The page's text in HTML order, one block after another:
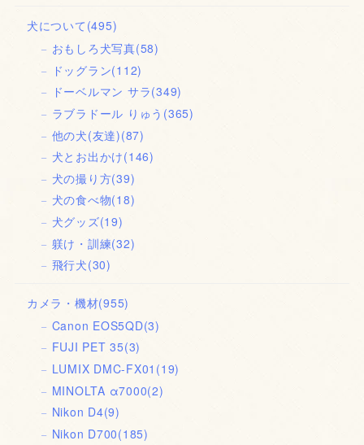
犬について (495)
おもしろ犬写真(58)
ドッグラン(112)
ドーベルマン サラ(349)
ラブラドール りゅう (365)
他の犬(友達)(87)
犬とお出かけ(146)
犬の撮り方(39)
犬の食べ物(18)
犬グッズ(19)
躾け・訓練(32)
飛行犬(30)
カメラ・機材(955)
Canon EOS5QD(3)
FUJI PET 35(3)
LUMIX DMC-FX01 (19)
MINOLTA α7000(2)
Nikon D4(9)
Nikon D700(185)